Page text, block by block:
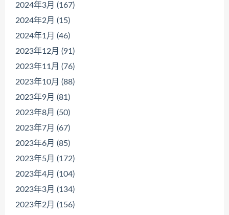
2024年3月 (167)
2024年2月 (15)
2024年1月 (46)
2023年12月 (91)
2023年11月 (76)
2023年10月 (88)
2023年9月 (81)
2023年8月 (50)
2023年7月 (67)
2023年6月 (85)
2023年5月 (172)
2023年4月 (104)
2023年3月 (134)
2023年2月 (156)